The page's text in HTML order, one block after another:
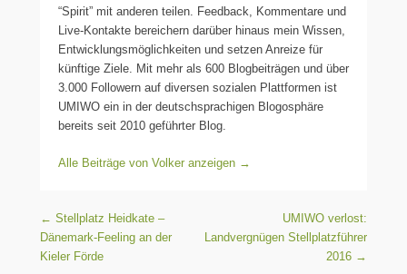
“Spirit” mit anderen teilen. Feedback, Kommentare und
Live-Kontakte bereichern darüber hinaus mein Wissen,
Entwicklungsmöglichkeiten und setzen Anreize für
künftige Ziele. Mit mehr als 600 Blogbeiträgen und über
3.000 Followern auf diversen sozialen Plattformen ist
UMIWO ein in der deutschsprachigen Blogosphäre
bereits seit 2010 geführter Blog.
Alle Beiträge von Volker anzeigen →
Beitragsnavigation
← Stellplatz Heidkate –
Dänemark-Feeling an der
Kieler Förde
UMIWO verlost:
Landvergnügen Stellplatzführer
2016 →